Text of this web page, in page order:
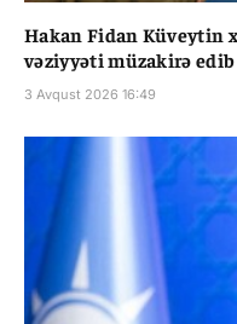
Hakan Fidan Küveytin
vəziyyəti müzakirə edib
3 Avqust 2026 16:49